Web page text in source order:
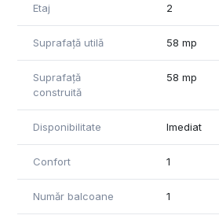
Etaj 2
Suprafață utilă 58 mp
Suprafață
construită
58 mp
Disponibilitate Imediat
Confort 1
Număr balcoane 1